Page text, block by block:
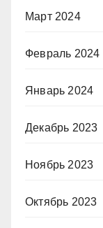
Март 2024
Февраль 2024
Январь 2024
Декабрь 2023
Ноябрь 2023
Октябрь 2023